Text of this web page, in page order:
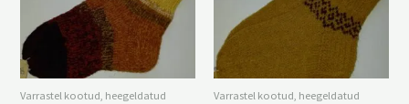
Varrastel kootud, heegeldatud Varrastel kootud, heegeldatud